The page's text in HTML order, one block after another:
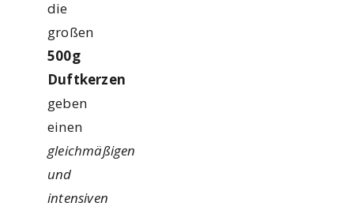
die
großen
500g
Duftkerzen
geben
einen
gleichmäßigen
und
intensiven